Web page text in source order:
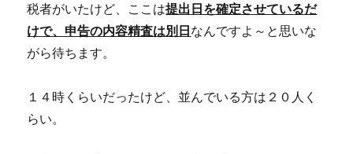
税者がいたけど、ここは提出日を確定させているだ
けで、申告の内容精査は別日なんですよ～と思いな
がら待ちます。
１４時くらいだったけど、並んでいる方は２０人く
らい。